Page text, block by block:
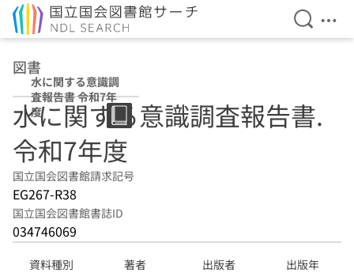
検索を
メ
図書
水に関する意識調
査報告書 令和7年
度
水に関する意識調査報告書.
令和7年度
国立国会図書館請求記号
EG267-R38
国立国会図書館書誌ID
034746069
資料種別 著者 出版者 出版年